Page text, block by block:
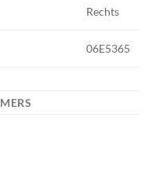
Rechts
06E5365